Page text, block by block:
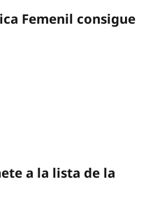
Femenil consigue
a la lista de la